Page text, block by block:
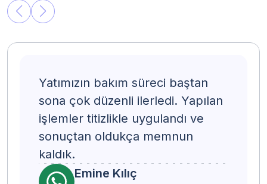
Yatımızın bakım süreci baştan
sona çok düzenli ilerledi. Yapılan
işlemler titizlikle uygulandı ve
sonuçtan oldukça memnun
kaldık.
Emine Kılıç